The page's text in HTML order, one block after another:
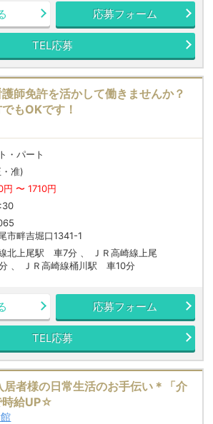
応募フォーム
TEL応募
師免許を活かして働きませんか？
もOKです！
・パート
准)
〜 1710円
市畔吉堀口1341-1
線北上尾駅 車7分 、 ＪＲ高崎線上尾
、 ＪＲ高崎線桶川駅 車10分
応募フォーム
TEL応募
者様の日常生活のお手伝い＊「介
時給UP☆